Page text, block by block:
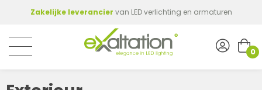
Zakelijke leverancier van LED verlichting en armaturen
0